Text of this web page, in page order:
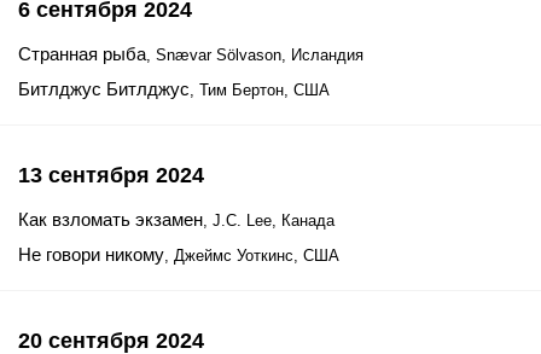
6 сентября 2024
Странная рыба, Snævar Sölvason, Исландия
Битлджус Битлджус, Тим Бертон, США
13 сентября 2024
Как взломать экзамен, J.C. Lee, Канада
Не говори никому, Джеймс Уоткинс, США
20 сентября 2024